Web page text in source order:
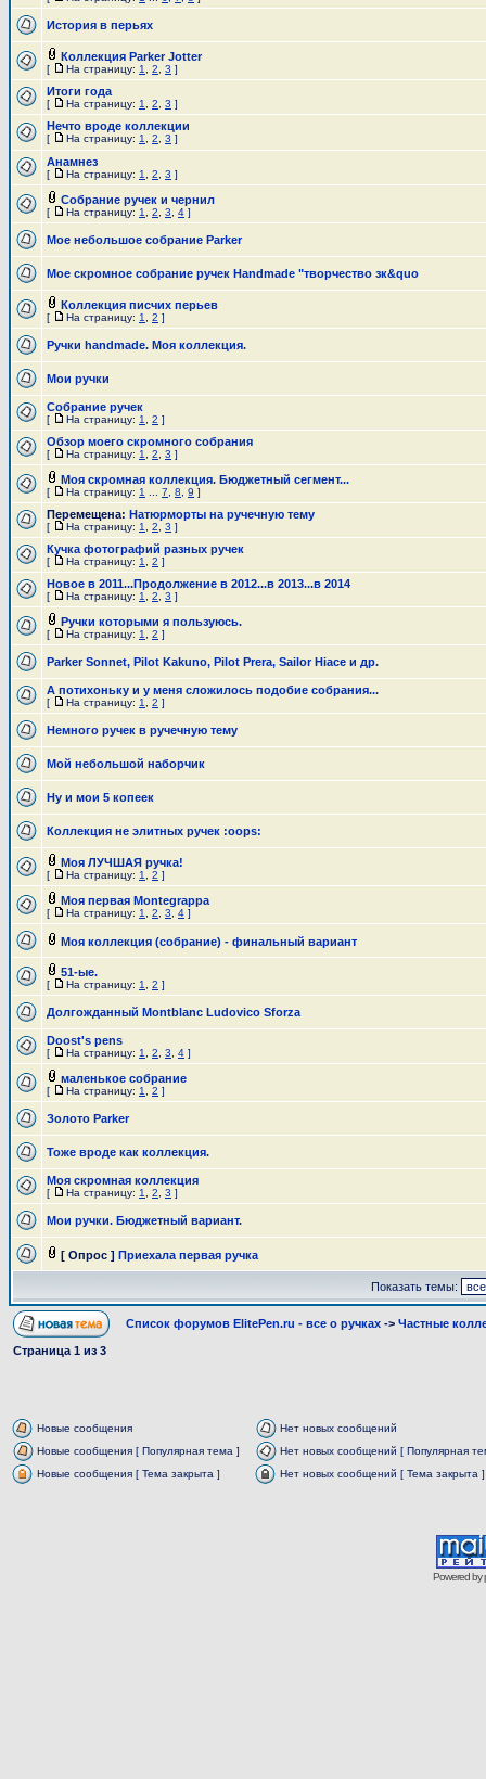
История в перьях
Коллекция Parker Jotter
[ На страницу: 1 2 3 ]
Итоги года
[ На страницу: 1 2 3 ]
Нечто вроде коллекции
[ На страницу: 1 2 3 ]
Анамнез
[ На страницу: 1 2 3 ]
Собрание ручек и чернил
[ На страницу: 1 2 3 4 ]
Мое небольшое собрание Parker
Мое скромное собрание ручек Handmade "творчество зк&quo
Коллекция писчих перьев
[ На страницу: 1 2 ]
Ручки handmade. Моя коллекция.
Мои ручки
Собрание ручек
[ На страницу: 1 2 ]
Обзор моего скромного собрания
[ На страницу: 1 2 3 ]
Моя скромная коллекция. Бюджетный сегмент...
[ На страницу: 1 7 8 9 ]
Перемещена: Натюрморты на ручечную тему
[ На страницу: 1 2 3 ]
Кучка фотографий разных ручек
[ На страницу: 1 2 ]
Новое в 2011...Продолжение в 2012...в 2013...в 2014
[ На страницу: 1 2 3 ]
Ручки которыми я пользуюсь.
[ На страницу: 1 2 ]
Parker Sonnet, Pilot Kakuno, Pilot Prera, Sailor Hiace и др.
А потихоньку и у меня сложилось подобие собрания...
[ На страницу: 1 2 ]
Немного ручек в ручечную тему
Мой небольшой наборчик
Ну и мои 5 копеек
Коллекция не элитных ручек :oops:
Моя ЛУЧШАЯ ручка!
[ На страницу: 1 2 ]
Моя первая Montegrappa
[ На страницу: 1 2 3 4 ]
Моя коллекция (собрание) - финальный вариант
51-ые.
[ На страницу: 1 2 ]
Долгожданный Montblanc Ludovico Sforza
Doost's pens
[ На страницу: 1 2 3 4 ]
маленькое собрание
[ На страницу: 1 2 ]
Золотo Parker
Тоже вроде как коллекция.
Моя скромная коллекция
[ На страницу: 1 2 3 ]
Мои ручки. Бюджетный вариант.
[ Опрос ] Приехала первая ручка
Показать темы:
Список форумов ElitePen.ru - все о ручках -> Частные
Страница 1 из 3
Новые сообщения
Нет новых сообщений
Новые сообщения [ Популярная тема ]
Нет новых сообщений [ Популярная
Новые сообщения [ Тема закрыта ]
Нет новых сообщений [ Тема закрыта ]
Powered by